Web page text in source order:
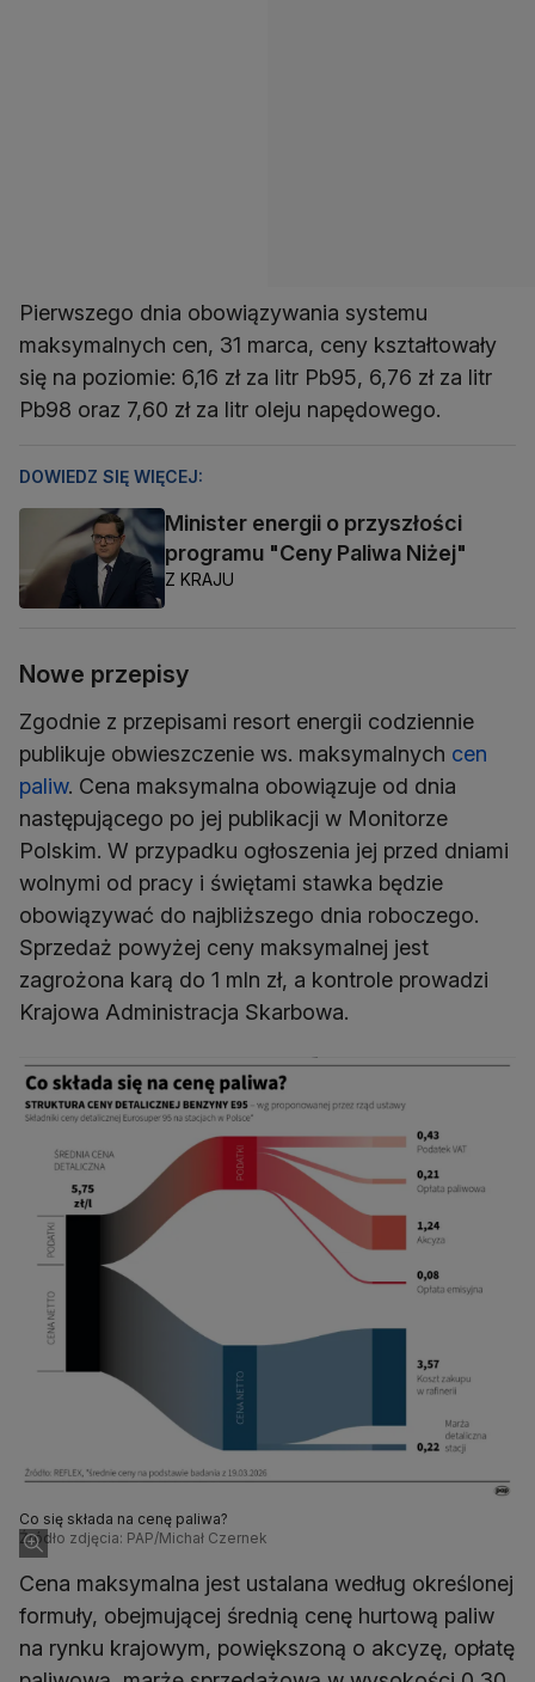
Pierwszego dnia obowiązywania systemu
maksymalnych cen, 31 marca, ceny kształtowały
się na poziomie: 6,16 zł za litr Pb95, 6,76 zł za litr
Pb98 oraz 7,60 zł za litr oleju napędowego.
DOWIEDZ SIĘ WIĘCEJ:
Minister energii o przyszłości
programu "Ceny Paliwa Niżej"
Z KRAJU
Nowe przepisy
Zgodnie z przepisami resort energii codziennie
publikuje obwieszczenie ws. maksymalnych cen
paliw. Cena maksymalna obowiązuje od dnia
następującego po jej publikacji w Monitorze
Polskim. W przypadku ogłoszenia jej przed dniami
wolnymi od pracy i świętami stawka będzie
obowiązywać do najbliższego dnia roboczego.
Sprzedaż powyżej ceny maksymalnej jest
zagrożona karą do 1 mln zł, a kontrole prowadzi
Krajowa Administracja Skarbowa.
Co się składa na cenę paliwa?
Źródło zdjęcia: PAP/Michał Czernek
Cena maksymalna jest ustalana według określonej
formuły, obejmującej średnią cenę hurtową paliw
na rynku krajowym, powiększoną o akcyzę, opłatę